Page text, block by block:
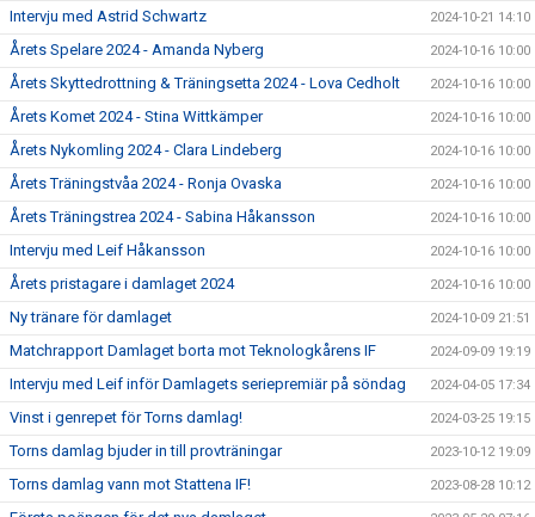
Intervju med Astrid Schwartz 2024-10-21 14:10
Årets Spelare 2024 - Amanda Nyberg 2024-10-16 10:00
Årets Skyttedrottning & Träningsetta 2024 - Lova Cedholt 2024-10-16 10:00
Årets Komet 2024 - Stina Wittkämper 2024-10-16 10:00
Årets Nykomling 2024 - Clara Lindeberg 2024-10-16 10:00
Årets Träningstvåa 2024 - Ronja Ovaska 2024-10-16 10:00
Årets Träningstrea 2024 - Sabina Håkansson 2024-10-16 10:00
Intervju med Leif Håkansson 2024-10-16 10:00
Årets pristagare i damlaget 2024 2024-10-16 10:00
Ny tränare för damlaget 2024-10-09 21:51
Matchrapport Damlaget borta mot Teknologkårens IF 2024-09-09 19:19
Intervju med Leif inför Damlagets seriepremiär på söndag 2024-04-05 17:34
Vinst i genrepet för Torns damlag! 2024-03-25 19:15
Torns damlag bjuder in till provträningar 2023-10-12 19:09
Torns damlag vann mot Stattena IF! 2023-08-28 10:12